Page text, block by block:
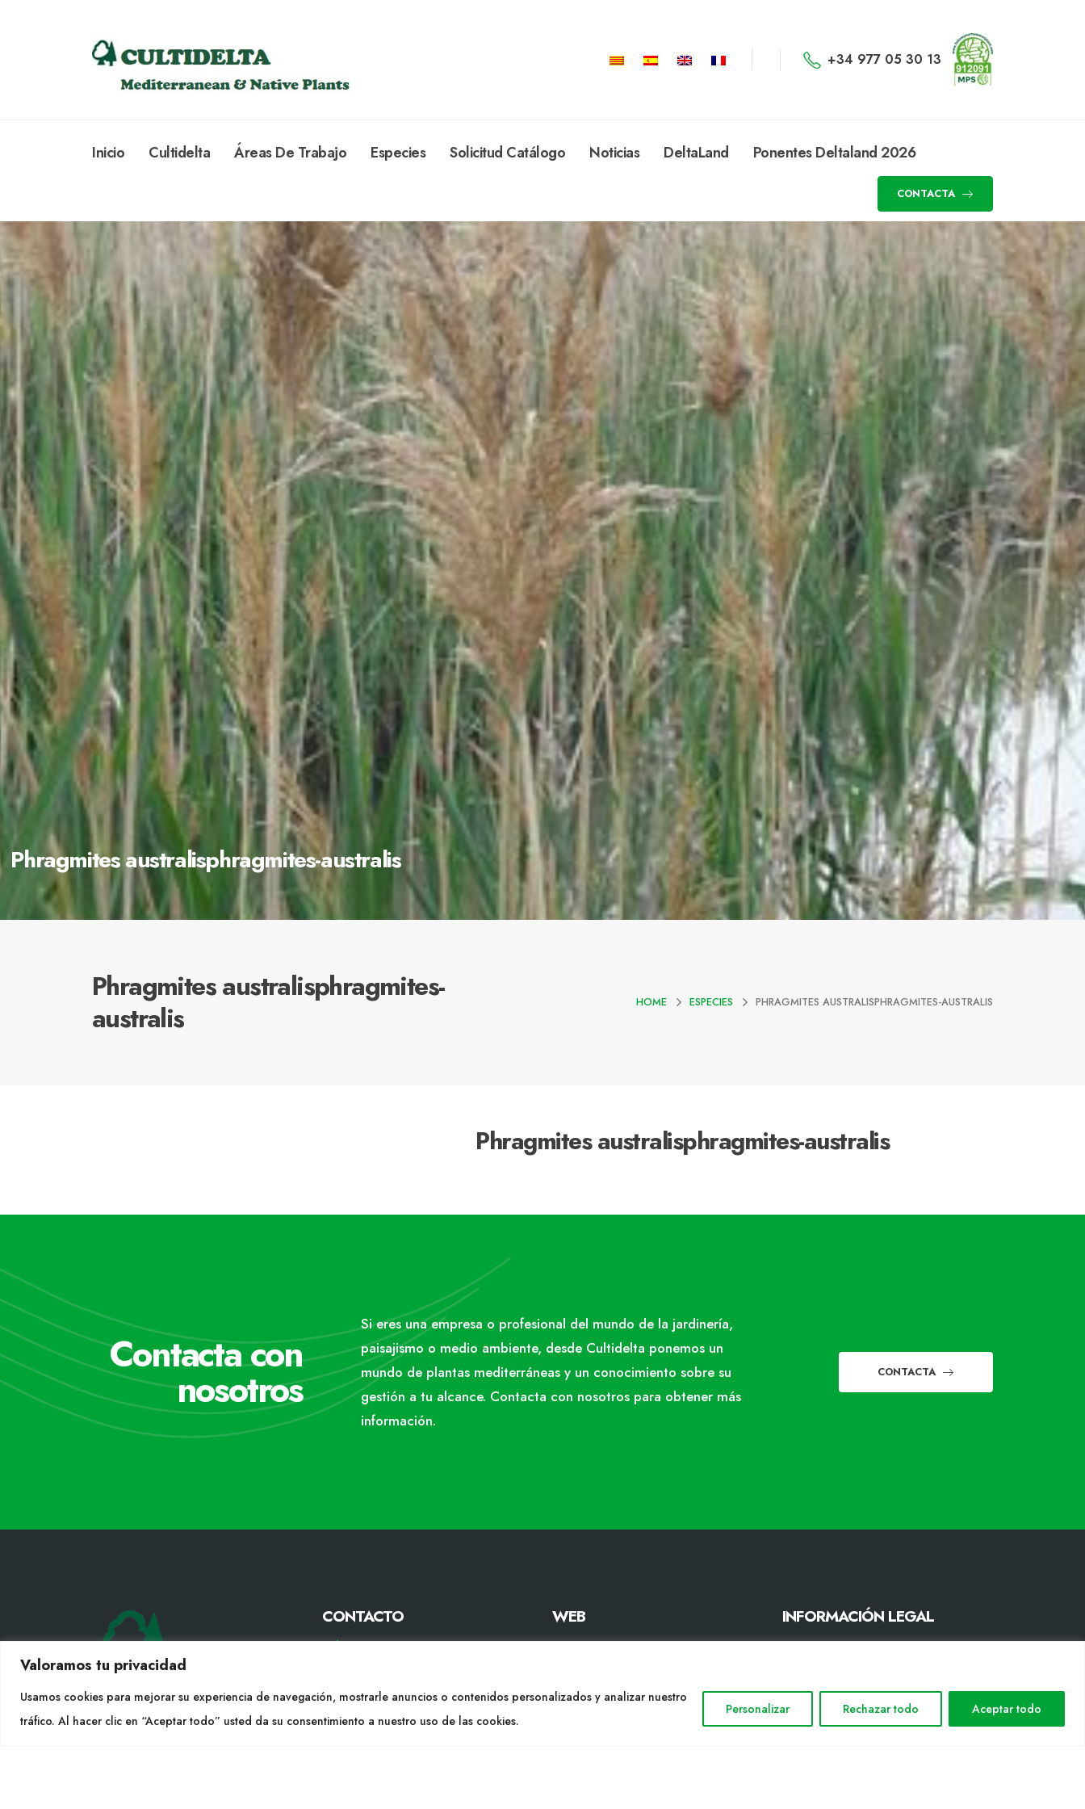
Valoramos tu privacidad
Usamos cookies para mejorar su experiencia de navegación, mostrarle anuncios o contenidos personalizados y analizar nuestro
tráfico. Al hacer clic en “Aceptar todo” usted da su consentimiento a nuestro uso de las cookies.
Personalizar Rechazar todo Aceptar todo
+34 977 05 30 13
Inicio Cultidelta Áreas De Trabajo Especies Solicitud Catálogo Noticias DeltaLand Ponentes Deltaland 2026
CONTACTA
Phragmites australisphragmites-australis
Phragmites australisphragmites-
australis
HOME ESPECIES PHRAGMITES AUSTRALISPHRAGMITES-AUSTRALIS
Phragmites australisphragmites-australis
Contacta con
nosotros
Si eres una empresa o profesional del mundo de la jardinería,
paisajismo o medio ambiente, desde Cultidelta ponemos un
mundo de plantas mediterráneas y un conocimiento sobre su
gestión a tu alcance. Contacta con nosotros para obtener más
información.
CONTACTA
CULTIDELTA
CONTACTO
Tel. +34 977053013
SÍGUENOS
WEB
Especies
INFORMACIÓN LEGAL
Política de cookies